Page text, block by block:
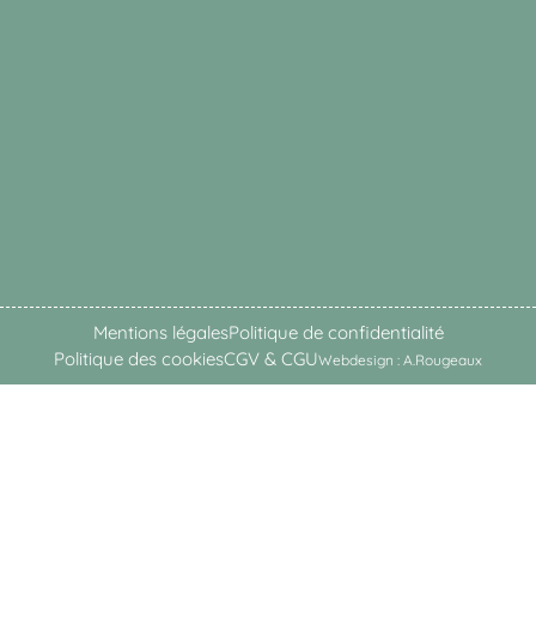
Mentions légalesPolitique de confidentialité
Politique des cookiesCGV & CGUWebdesign : A.Rougeaux